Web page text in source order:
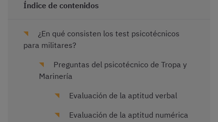
Índice de contenidos
¿En qué consisten los test psicotécnicos
para militares?
Preguntas del psicotécnico de Tropa y
Marinería
Evaluación de la aptitud verbal
Evaluación de la aptitud numérica